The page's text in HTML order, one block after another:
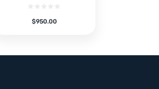
$950.00